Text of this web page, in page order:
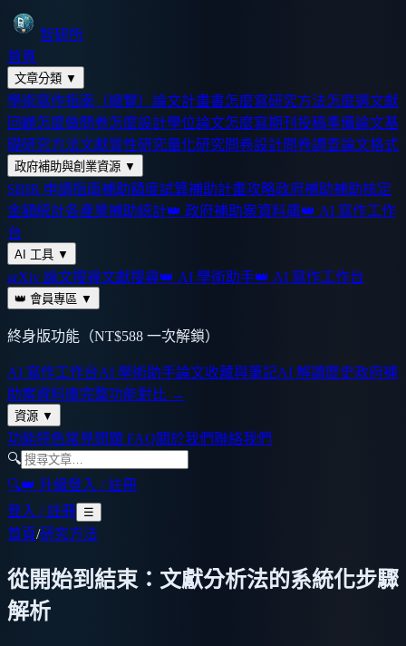
智研所
首頁
文章分類 ▼
學術寫作指南（總覽） 論文計畫書怎麼寫研究方法怎麼選文獻
回顧怎麼做問卷怎麼設計學位論文怎麼寫期刊投稿準備論文基
礎研究方法文獻質性研究量化研究問卷設計問卷調查論文格式
政府補助與創業資源 ▼
SBIR 申請指南補助額度試算補助計畫攻略政府補助補助核定
金額統計各產業補助統計👑 政府補助案資料庫👑 AI 寫作工作
台
AI 工具 ▼
arXiv 論文搜尋文獻搜尋👑 AI 學術助手👑 AI 寫作工作台
👑 會員專區 ▼
終身版功能（NT$588 一次解鎖）
AI 寫作工作台AI 學術助手論文收藏與筆記AI 解讀歷史政府補
助案資料庫完整功能對比 →
資源 ▼
功能特色常見問題 FAQ關於我們聯絡我們
🔍
🔍👑 升級登入 / 註冊
登入 / 註冊 ☰
首頁/研究方法
從開始到結束：文獻分析法的系統化步驟
解析